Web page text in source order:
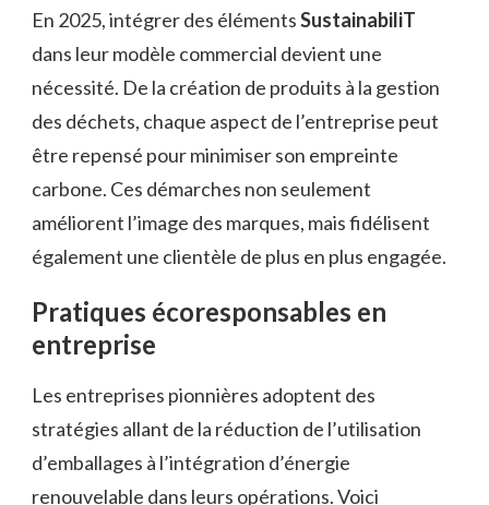
En 2025, intégrer des élémentsSustainabiliT
dans leur modèle commercial devient une
nécessité. De la création de produits à la gestion
des déchets, chaque aspect de l’entreprise peut
être repensé pour minimiser son empreinte
carbone. Ces démarches non seulement
améliorent l’image des marques, mais fidélisent
également une clientèle de plus en plus engagée.
Pratiques écoresponsables en
entreprise
Les entreprises pionnières adoptent des
stratégies allant de la réduction de l’utilisation
d’emballages à l’intégration d’énergie
renouvelable dans leurs opérations. Voici